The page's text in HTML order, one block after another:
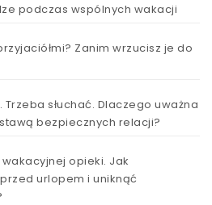
podczas wspólnych wakacji
Zanim wrzucisz je do
Trzeba słuchać. Dlaczego uważna
bezpiecznych relacji?
opieki. Jak
urlopem i uniknąć